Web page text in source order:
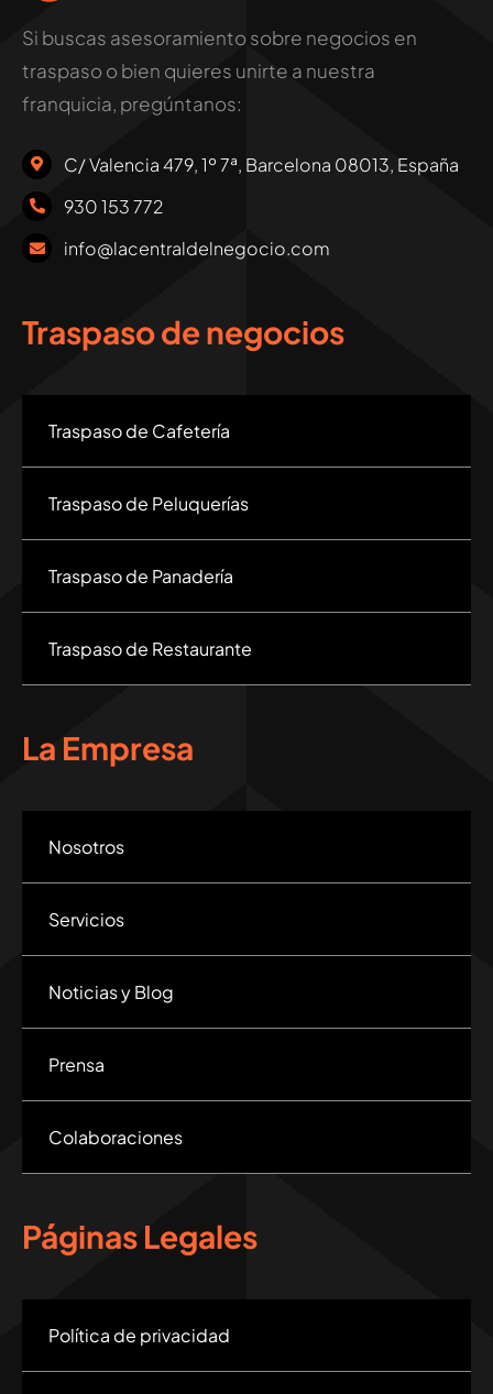
Si buscas asesoramiento sobre negocios en
traspaso o bien quieres unirte a nuestra
franquicia, pregúntanos:
C/ Valencia 479, 1º 7ª, Barcelona 08013, España
930 153 772
info@lacentraldelnegocio.com
Traspaso de negocios
Traspaso de Cafetería
Traspaso de Peluquerías
Traspaso de Panadería
Traspaso de Restaurante
La Empresa
Nosotros
Servicios
Noticias y Blog
Prensa
Colaboraciones
Páginas Legales
Política de privacidad